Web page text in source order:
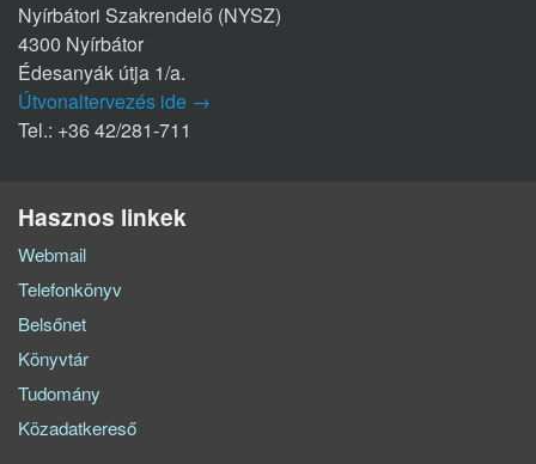
Nyírbátori Szakrendelő (NYSZ)
4300 Nyírbátor
Édesanyák útja 1/a.
Útvonaltervezés ide →
Tel.: +36 42/281-711
Hasznos linkek
Webmail
Telefonkönyv
Belsőnet
Könyvtár
Tudomány
Közadatkereső